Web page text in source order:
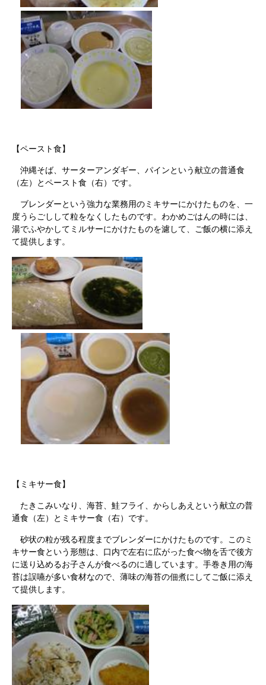
【ペースト食】
沖縄そば、サーターアンダギー、パインという献立の普通食
（左）とペースト食（右）です。
ブレンダーという強力な業務用のミキサーにかけたものを、一
度うらごしして粒をなくしたものです。わかめごはんの時には、
湯でふやかしてミルサーにかけたものを濾して、ご飯の横に添え
て提供します。
【ミキサー食】
たきこみいなり、海苔、鮭フライ、からしあえという献立の普
通食（左）とミキサー食（右）です。
砂状の粒が残る程度までブレンダーにかけたものです。このミ
キサー食という形態は、口内で左右に広がった食べ物を舌で後方
に送り込めるお子さんが食べるのに適しています。手巻き用の海
苔は誤嚥が多い食材なので、薄味の海苔の佃煮にしてご飯に添え
て提供します。